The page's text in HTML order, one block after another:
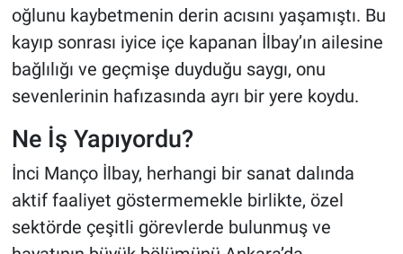
oğlunu kaybetmenin derin acısını yaşamıştı. Bu
kayıp sonrası iyice içe kapanan İlbay’ın ailesine
bağlılığı ve geçmişe duyduğu saygı, onu
sevenlerinin hafızasında ayrı bir yere koydu.
Ne İş Yapıyordu?
İnci Manço İlbay, herhangi bir sanat dalında
aktif faaliyet göstermemekle birlikte, özel
sektörde çeşitli görevlerde bulunmuş ve